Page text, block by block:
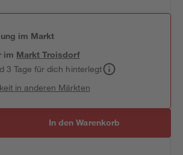
im Markt
im MarktTroisdorf
3 Tage für dich hinterlegt
in anderen Märkten
In den Warenkorb